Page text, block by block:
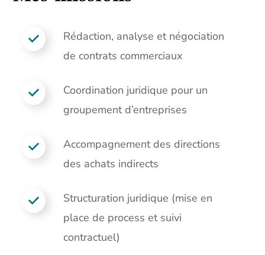
Rédaction, analyse et négociation
de contrats commerciaux
Coordination juridique pour un
groupement d’entreprises
Accompagnement des directions
des achats indirects
Structuration juridique (mise en
place de process et suivi
contractuel)